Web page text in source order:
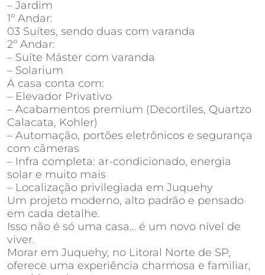
– Jardim
1º Andar:
03 Suítes, sendo duas com varanda
2º Andar:
– Suíte Máster com varanda
– Solarium
A casa conta com:
– Elevador Privativo
– Acabamentos premium (Decortiles, Quartzo
Calacata, Kohler)
– Automação, portões eletrônicos e segurança
com câmeras
– Infra completa: ar-condicionado, energia
solar e muito mais
– Localização privilegiada em Juquehy
Um projeto moderno, alto padrão e pensado
em cada detalhe.
Isso não é só uma casa… é um novo nível de
viver.
Morar em Juquehy, no Litoral Norte de SP,
oferece uma experiência charmosa e familiar,